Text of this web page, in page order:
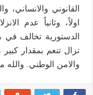
القانوني والانساني،
اولاً، وثانياً عدم
الدستورية تخالف في
تزال تنعم بمقدار
والامن الوطني. والله